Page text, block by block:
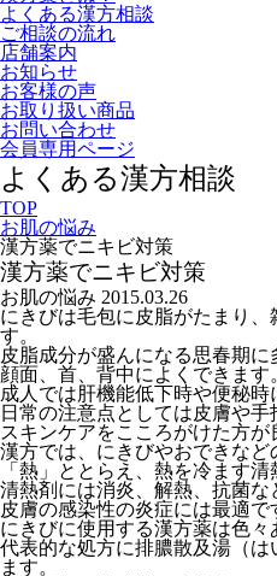
よくある漢方相談
ご相談の流れ
店舗案内
お知らせ
お客様の声
お取り扱い商品
お問い合わせ
会員専用ページ
よくある漢方相談
TOP
お肌の悩み
漢方薬でニキビ対策
漢方薬でニキビ対策
お肌の悩み 2015.03.26
にきびは毛包に皮脂がたまり
す。
皮脂成分が盛んになる思春期に
顔面、首、背中によくできます
成人では肝機能低下時や便秘時
日常の注意点としては皮膚や手
スキンケアをこころがけた方が
漢方では、にきびやおできなど
「熱」ととらえ、熱を冷ます
清熱剤には消炎、解熱、抗菌な
皮膚の感染性の炎症には最適で
にきびに使用する漢方薬は色々
代表的な処方に排膿散及湯（は
ます。